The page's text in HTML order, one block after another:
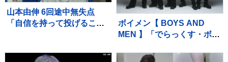
山本由伸 6回途中無失点
「自信を持って投げること
なの気持ちが1つになった」
ボイメン【 BOYS AND
MEN 】「でらっくす・ボー
日で専属契約終了しており